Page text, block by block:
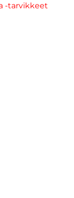
-tarvikkeet